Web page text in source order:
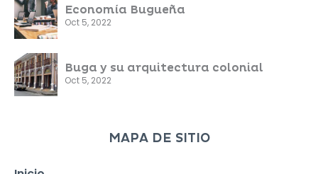
Economía Bugueña
Oct 5, 2022
Buga y su arquitectura colonial
Oct 5, 2022
MAPA DE SITIO